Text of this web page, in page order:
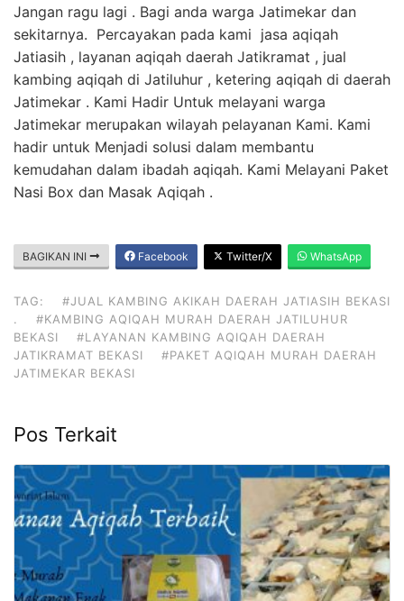
Jangan ragu lagi . Bagi anda warga Jatimekar dan
sekitarnya. Percayakan pada kami jasa aqiqah
Jatiasih , layanan aqiqah daerah Jatikramat , jual
kambing aqiqah di Jatiluhur , ketering aqiqah di daerah
Jatimekar . Kami Hadir Untuk melayani warga
Jatimekar merupakan wilayah pelayanan Kami. Kami
hadir untuk Menjadi solusi dalam membantu
kemudahan dalam ibadah aqiqah. Kami Melayani Paket
Nasi Box dan Masak Aqiqah .
BAGIKAN INI Facebook Twitter/X WhatsApp
TAG:
#JUAL KAMBING AKIKAH DAERAH JATIASIH BEKASI
.
#KAMBING AQIQAH MURAH DAERAH JATILUHUR
BEKASI
#LAYANAN KAMBING AQIQAH DAERAH
JATIKRAMAT BEKASI
#PAKET AQIQAH MURAH DAERAH
JATIMEKAR BEKASI
Pos Terkait